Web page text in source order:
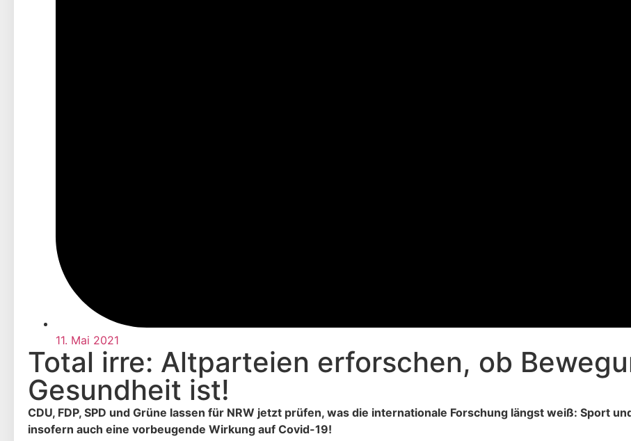
11. Mai 2021
Total irre: Altparteien erforschen, ob
Gesundheit ist!
CDU, FDP, SPD und Grüne lassen für NRW jetzt prüfen, was die internationale Forschung längst weiß: Sport
insofern auch eine vorbeugende Wirkung auf Covid-19!